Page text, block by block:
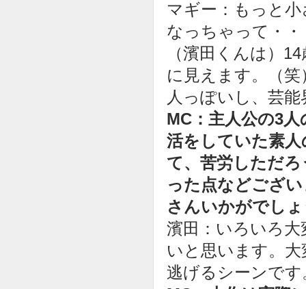
マギー：もっと
なっちゃって・・
（濱田くんは）
に見えます。（
人っぽいし、芸
MC：主人公の3
活をしていた素
て、苦労しただ
った点などござ
さんいかがでし
濱田：いろいろ
いと思います。
逃げるシーンで